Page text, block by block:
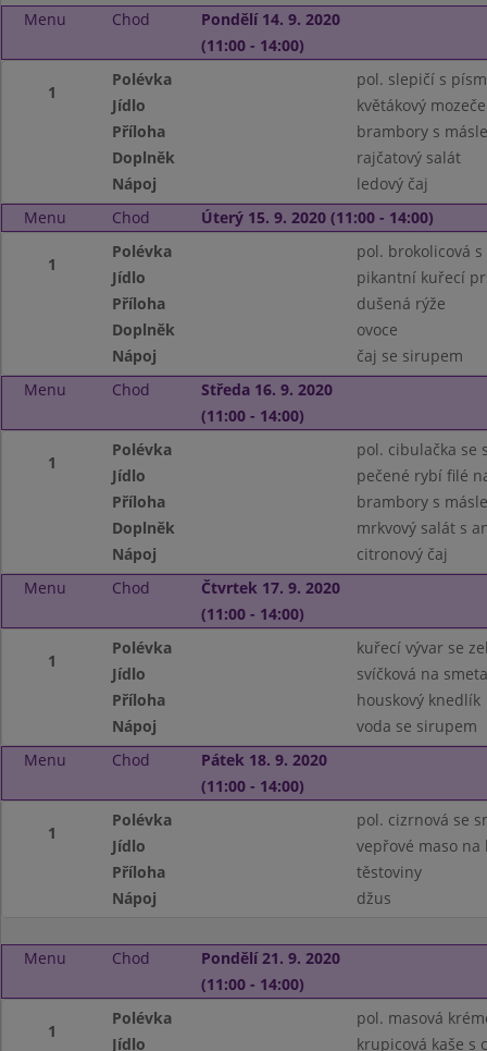
Menu Chod
Pondělí 14. 9. 2020
(11:00 - 14:00)
1
Polévka
pol. slepičí s
Jídlo
květákový
Příloha
brambory s
Doplněk
rajčatový salát
Nápoj
ledový čaj
Menu
Chod Úterý 15. 9. 2020 (11:00 - 14:00)
1
Polévka
pol. brokolicová
Jídlo
pikantní kuřecí
Příloha
dušená rýže
Doplněk
ovoce
Nápoj
čaj se sirupem
Menu
Chod
Středa 16. 9. 2020
(11:00 - 14:00)
1
Polévka
pol. cibulačka se
Jídlo
pečené rybí filé
Příloha
brambory s
Doplněk
mrkvový salát s
Nápoj
citronový čaj
Menu
Chod
Čtvrtek 17. 9. 2020
(11:00 - 14:00)
1
Polévka
kuřecí vývar se
Jídlo
svíčková na
Příloha
houskový knedlík
Nápoj
voda se sirupem
Menu
Chod
Pátek 18. 9. 2020
(11:00 - 14:00)
1
Polévka
pol. cizrnová se
Jídlo
vepřové maso na
Příloha
těstoviny
Nápoj
džus
Menu Chod
Pondělí 21. 9. 2020
(11:00 - 14:00)
1
Polévka
pol. masová
Jídlo
krupicová kaše s